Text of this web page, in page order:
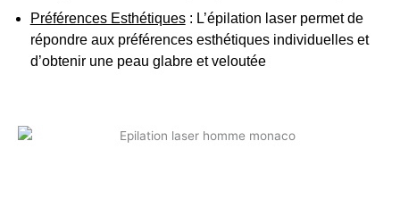
Préférences Esthétiques: L’épilation laser permet de
répondre aux préférences esthétiques individuelles et
d’obtenir une peau glabre et veloutée